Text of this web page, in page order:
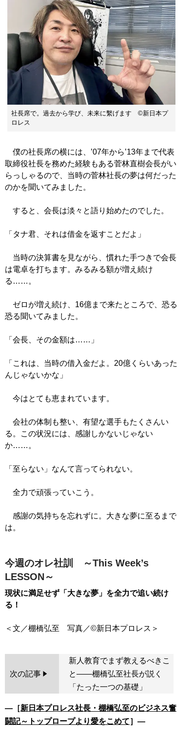
社長席で。過去から学び、未来に繫げます ©新日本プ
ロレス
僕の社長席の横には、’07年から’13年まで代表
取締役社長を務めた経験もある菅林直樹会長がい
らっしゃるので、当時の菅林社長の夢は何だった
のかを聞いてみました。
すると、会長は淡々と語り始めたのでした。
「タナ君、それは借金を返すことだよ」
当時の決算書を見ながら、慣れた手つきで会長
は電卓を打ちます。みるみる額が増え続け
る……。
ゼロが増え続け、16億まで来たところで、恐る
恐る聞いてみました。
「会長、その金額は……」
「これは、当時の借入金だよ。20億くらいあった
んじゃないかな」
今はとても恵まれています。
会社の体制も整い、有望な選手もたくさんい
る。この状況には、感謝しかないじゃない
か……。
「至らない」なんて言ってられない。
全力で頑張っていこう。
感謝の気持ちを忘れずに。大きな夢に至るまで
は。
今週のオレ社訓 ～This Week’s
LESSON～
現状に満足せず「大きな夢」を全力で追い続け
る！
次の記事
新人教育でまず教えるべきこ
と――棚橋弘至社長が説く
「たった一つの基礎」
―［新日本プロレス社長・棚橋弘至のビジネス奮
闘記～トップロープより愛をこめて］―